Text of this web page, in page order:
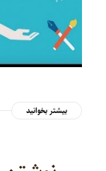
بیشتر بخوانید